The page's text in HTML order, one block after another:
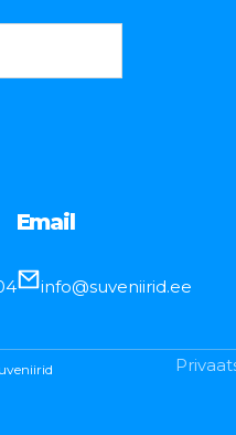
Email
info@suveniirid.ee